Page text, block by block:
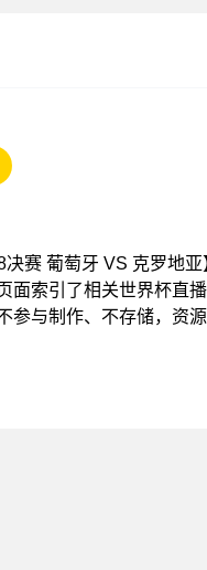
赛 葡萄牙 VS 克罗地
面索引了相关世界杯直
参与制作、不存储，资